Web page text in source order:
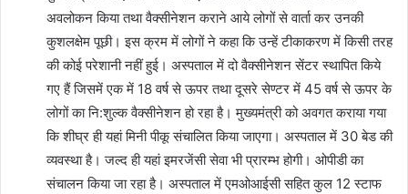
अवलोकन किया तथा वैक्सीनेशन कराने आये लोगों से वार्ता कर उनकी
कुशलक्षेम पूछी। इस क्रम में लोगों ने कहा कि उन्हें टीकाकरण में किसी तरह
की कोई परेशानी नहीं हुई। अस्पताल में दो वैक्सीनेशन सेंटर स्थापित किये
गए हैं जिसमें एक में 18 वर्ष से ऊपर तथा दूसरे सेण्टर में 45 वर्ष से ऊपर के
लोगों का नि:शुल्क वैक्सीनेशन हो रहा है। मुख्यमंत्री को अवगत कराया गया
कि शीघ्र ही यहां मिनी पीकू संचालित किया जाएगा। अस्पताल में 30 बेड की
व्यवस्था है। जल्द ही यहां इमरजेंसी सेवा भी प्रारम्भ होगी। ओपीडी का
संचालन किया जा रहा है। अस्पताल में एमओआईसी सहित कुल 12 स्टाफ